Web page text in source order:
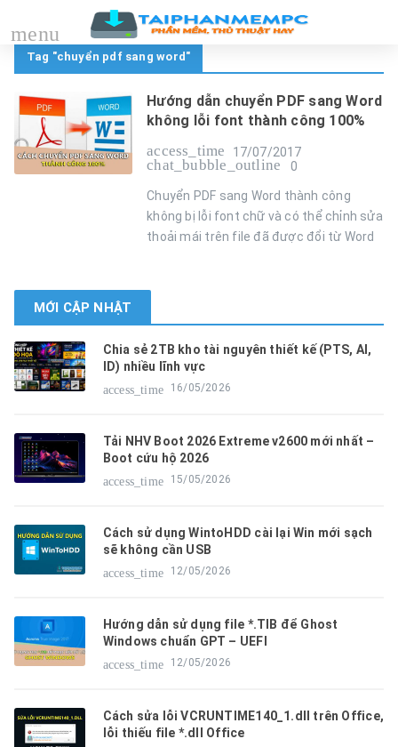
Tag "chuyển pdf sang word"
Hướng dẫn chuyển PDF sang Word
không lỗi font thành công 100%
access_time
17/07/2017
chat_bubble_outline 0
Chuyển PDF sang Word thành công
không bị lỗi font chữ và có thể chỉnh sửa
thoải mái trên file đã được đổi từ Word
MỚI CẬP NHẬT
Chia sẻ 2TB kho tài nguyên thiết kế (PTS, AI,
ID) nhiều lĩnh vực
access_time
16/05/2026
Tải NHV Boot 2026 Extreme v2600 mới nhất –
Boot cứu hộ 2026
access_time
15/05/2026
Cách sử dụng WintoHDD cài lại Win mới sạch
sẽ không cần USB
access_time
12/05/2026
Hướng dẫn sử dụng file *.TIB để Ghost
Windows chuẩn GPT – UEFI
access_time
12/05/2026
Cách sửa lỗi VCRUNTIME140_1.dll trên Office,
lỗi thiếu file *.dll Office
menu